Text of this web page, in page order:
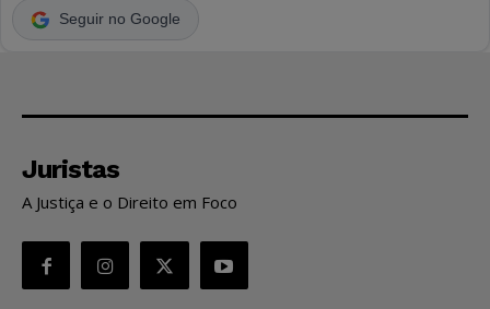
Seguir no Google
Juristas
A Justiça e o Direito em Foco